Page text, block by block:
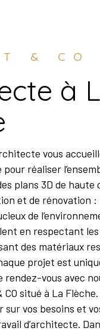
& CO
réaliser
plans 3D de
et de rénovation :
de
en respectant les
des matériaux
projet est
rendez-vous avec
situé à La Flèche.
sur vos besoins et
d’architecte.